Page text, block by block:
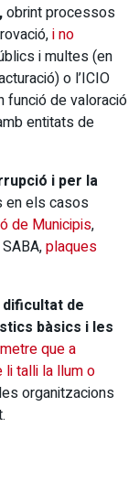
obrint processos
i no
i multes (en
o l’ICIO
funció de valoració
entitats de
i per la
en els casos
de Municipis,
plaques
de
bàsics i les
que a
talli la llum o
organitzacions